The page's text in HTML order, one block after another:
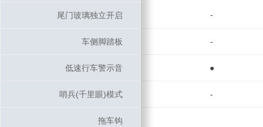
尾门玻璃独立开启 -
车侧脚踏板 -
低速行车警示音 ●
哨兵(千里眼)模式 -
拖车钩
尾门玻璃独立开启
车侧脚踏板
低速行车警示音
哨兵(千里眼)模式
拖车钩